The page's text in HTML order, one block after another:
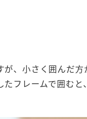
が、小さく囲んだ
フレームで囲むと